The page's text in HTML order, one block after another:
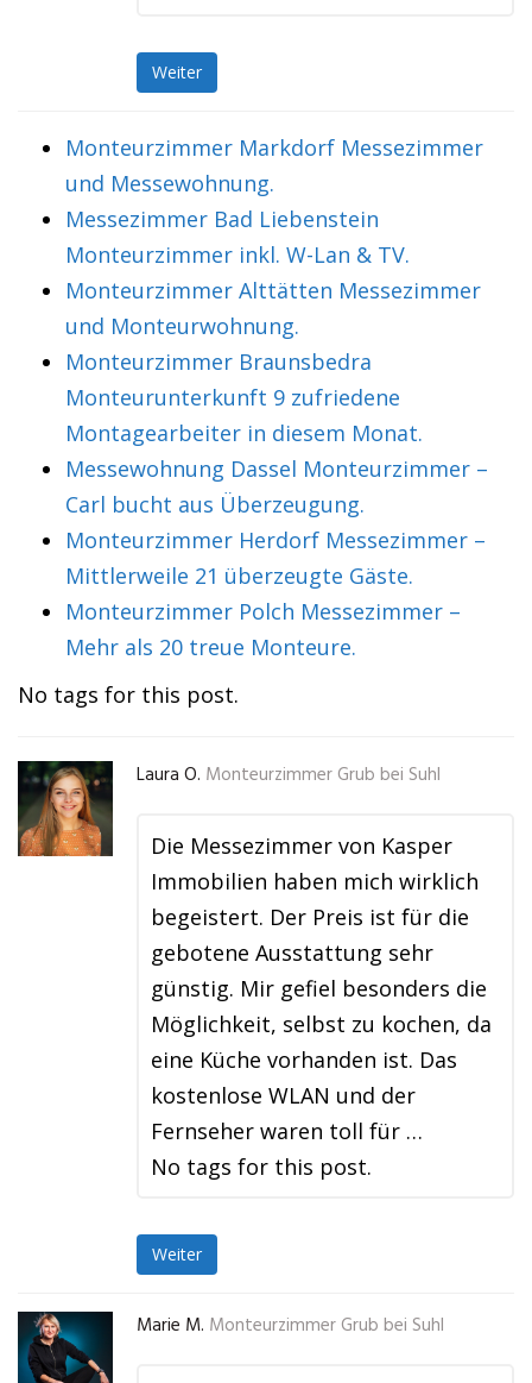
Weiter
Monteurzimmer Markdorf Messezimmer
und Messewohnung.
Messezimmer Bad Liebenstein
Monteurzimmer inkl. W-Lan & TV.
Monteurzimmer Alttätten Messezimmer
und Monteurwohnung.
Monteurzimmer Braunsbedra
Monteurunterkunft 9 zufriedene
Montagearbeiter in diesem Monat.
Messewohnung Dassel Monteurzimmer –
Carl bucht aus Überzeugung.
Monteurzimmer Herdorf Messezimmer –
Mittlerweile 21 überzeugte Gäste.
Monteurzimmer Polch Messezimmer –
Mehr als 20 treue Monteure.
No tags for this post.
Laura O. Monteurzimmer Grub bei Suhl
Die Messezimmer von Kasper
Immobilien haben mich wirklich
begeistert. Der Preis ist für die
gebotene Ausstattung sehr
günstig. Mir gefiel besonders die
Möglichkeit, selbst zu kochen, da
eine Küche vorhanden ist. Das
kostenlose WLAN und der
Fernseher waren toll für …
No tags for this post.
Weiter
Marie M. Monteurzimmer Grub bei Suhl